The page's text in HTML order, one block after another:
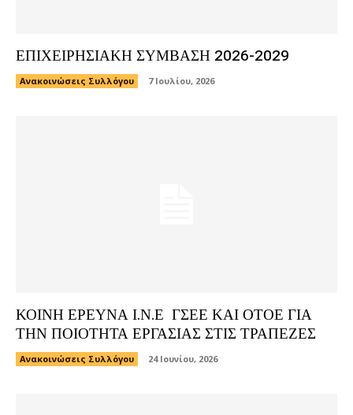
ΕΠΙΧΕΙΡΗΣΙΑΚΗ ΣΥΜΒΑΣΗ 2026-2029
Ανακοινώσεις Συλλόγου 7 Ιουλίου, 2026
ΚΟΙΝΗ ΕΡΕΥΝΑ Ι.Ν.Ε ΓΣΕΕ ΚΑΙ ΟΤΟΕ ΓΙΑ
ΤΗΝ ΠΟΙΟΤΗΤΑ ΕΡΓΑΣΙΑΣ ΣΤΙΣ ΤΡΑΠΕΖΕΣ
Ανακοινώσεις Συλλόγου 24 Ιουνίου, 2026